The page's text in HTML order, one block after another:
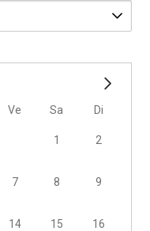
ve sa di
1 2
7 8 9
14 15 16